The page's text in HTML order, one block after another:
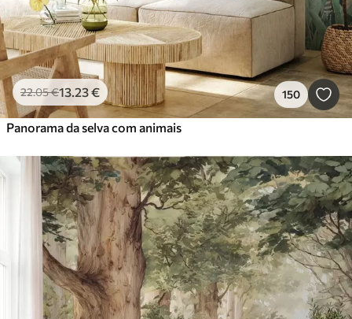
22.05€13.23€ 150
Panorama da selva com animais